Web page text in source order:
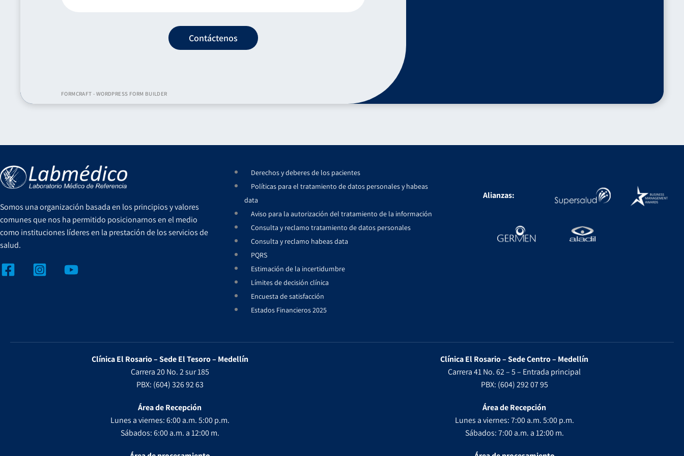
Contáctenos
FORMCRAFT - WORDPRESS FORM BUILDER
Somos una organización basada en los principios y valores
comunes que nos ha permitido posicionarnos en el medio
como instituciones líderes en la prestación de los servicios de
salud.
Derechos y deberes de los pacientes
Políticas para el tratamiento de datos personales y habeas
data
Aviso para la autorización del tratamiento de la información
Consulta y reclamo tratamiento de datos personales
Consulta y reclamo habeas data
PQRS
Estimación de la incertidumbre
Límites de decisión clínica
Encuesta de satisfacción
Estados Financieros 2025
Alianzas:
Clínica El Rosario – Sede El Tesoro – Medellín
Carrera 20 No. 2 sur 185
PBX: (604) 326 92 63
Área de Recepción
Lunes a viernes: 6:00 a.m. 5:00 p.m.
Sábados: 6:00 a.m. a 12:00 m.
Clínica El Rosario – Sede Centro – Medellín
Carrera 41 No. 62 – 5 – Entrada principal
PBX: (604) 292 07 95
Área de Recepción
Lunes a viernes: 7:00 a.m. 5:00 p.m.
Sábados: 7:00 a.m. a 12:00 m.